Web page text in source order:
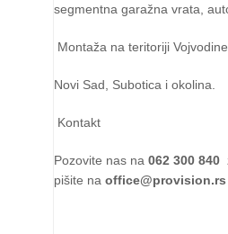
segmentna garažna vrata,
Montaža na teritoriji Vojvodine
Novi Sad, Subotica i okolina.
Kontakt
Pozovite nas na 062 300 840
pišite na office@provision.rs